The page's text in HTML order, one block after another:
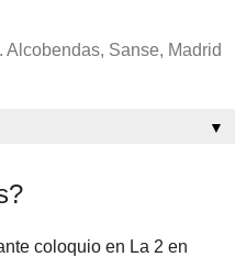
Sanse, Madrid
▼
coloquio en La 2 en